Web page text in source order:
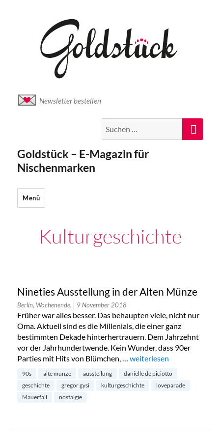
Newsletter bestellen
nach:
Goldstück – E-Magazin für
Nischenmarken
Menü
Kulturgeschichte
Nineties Ausstellung in der Alten Münze
Berlin, Wochenende, | 9 November 2018
Früher war alles besser. Das behaupten viele, nicht nur
Oma. Aktuell sind es die Millenials, die einer ganz
bestimmten Dekade hinterhertrauern. Dem Jahrzehnt
vor der Jahrhundertwende. Kein Wunder, dass 90er
Parties mit Hits von Blümchen, … „Nineties Ausstellung in
weiterlesen
90s alte münze ausstellung
danielle de piciotto
geschichte
gregor gysi kulturgeschichte
loveparade
Mauerfall
nostalgie